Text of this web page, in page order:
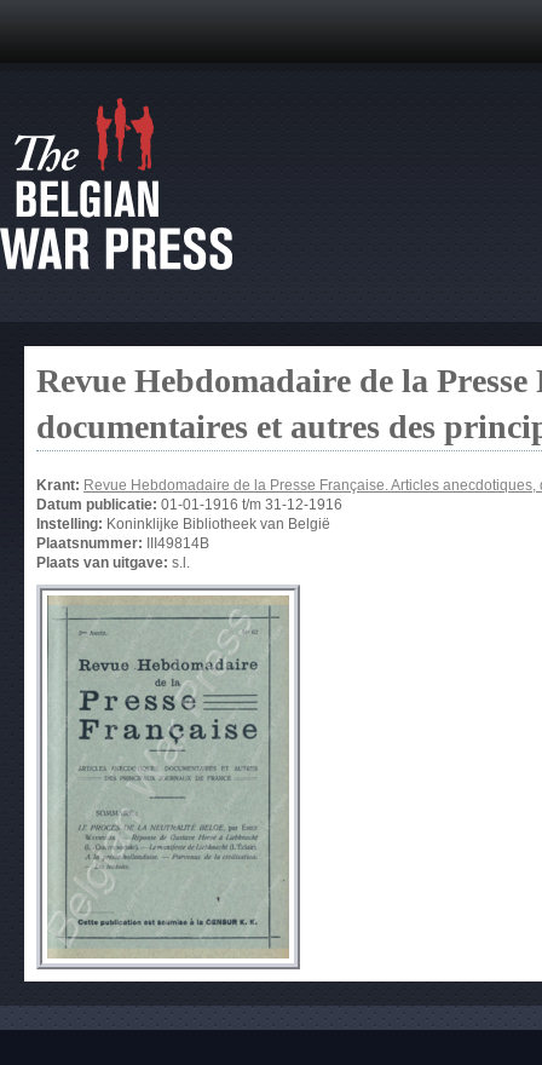
Revue Hebdomadaire de la
documentaires et autres des
Krant: Revue Hebdomadaire de la Presse Française. Articles
Datum publicatie: 01-01-1916 t/m 31-12-1916
Instelling: Koninklijke Bibliotheek van België
Plaatsnummer:
III49814B
Plaats van uitgave: s.l.